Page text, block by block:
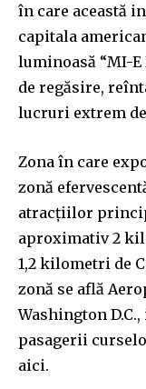
în care această
capitala
luminoasă “MI-E
de regăsire,
lucruri extrem
Zona în care
zonă
atracțiilor
aproximativ 2
1,2 kilometri de
zonă se află
Washington
pasagerii
aici.